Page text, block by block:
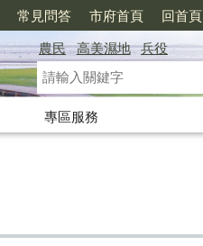
常見問答 市府首頁 回首頁
農民 高美濕地
兵役
專區服務